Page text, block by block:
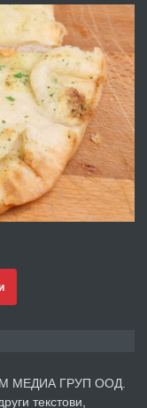
преди 10 месеца
машина -
ЕЦБ
преди 1 година
МЕДИА ГРУП ООД.
текстови,